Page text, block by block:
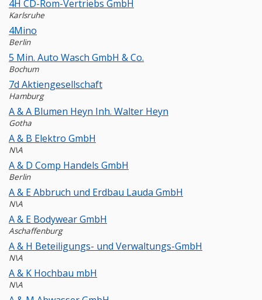
4H CD-Rom-Vertriebs GmbH
Karlsruhe
4Mino
Berlin
5 Min. Auto Wasch GmbH & Co.
Bochum
7d Aktiengesellschaft
Hamburg
A & A Blumen Heyn Inh. Walter Heyn
Gotha
A & B Elektro GmbH
N\A
A & D Comp Handels GmbH
Berlin
A & E Abbruch und Erdbau Lauda GmbH
N\A
A & E Bodywear GmbH
Aschaffenburg
A & H Beteiligungs- und Verwaltungs-GmbH
N\A
A & K Hochbau mbH
N\A